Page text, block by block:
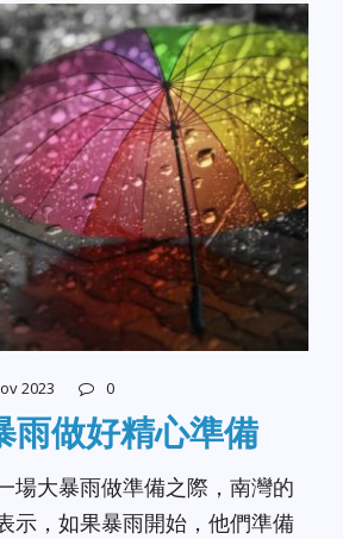
2023 0
雨做好精心準備
場大暴雨做準備之際，南灣的
示，如果暴雨開始，他們準備